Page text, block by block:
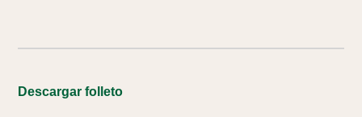
Descargar folleto